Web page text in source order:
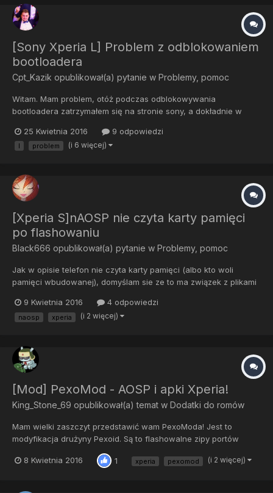
[Sony Xperia L] Problem z odblokowaniem
bootloadera
Cpt_Kazik opublikował(a) pytanie w Problemy, pomoc
Witam. Mam problem, otóż podczas odblokowywania
bootloadera zatrzymałem się na stronie sony, a dokładnie w
tam mojego telefonu. Czy da się jakoś inaczej zdobyć ten kod
odblokowujący ?
25 Kwietnia 2016 9 odpowiedzi
l problem (i 6 więcej)
[Xperia S]nAOSP nie czyta karty pamięci
po flashowaniu
Black666 opublikował(a) pytanie w Problemy, pomoc
Jak w opisie telefon nie czyta karty pamięci (albo kto woli
pamięci wbudowanej), domyślam sie ze to ma związek z plikami
jestem pewien Oryginalny temat: http://forum.xda-
developers.com/xperia-s/s-development/rom-naosprom-xperia-
9 Kwietnia 2016 4 odpowiedzi
naosp xperia (i 2 więcej)
[Mod] PexoMod - AOSP i apki Xperia!
King_Stone_69 opublikował(a) temat w Dodatki do romów
Mam wielki zaszczyt przedstawić wam PexoModa! Jest to
modyfikacja drużyny Pexoid. Są to flashowalne zipy portów
modyfikacji wymagane są romy pokroju CM i AOSP oparte o
8 Kwietnia 2016 1 xperia pexomod (i 2 więcej)